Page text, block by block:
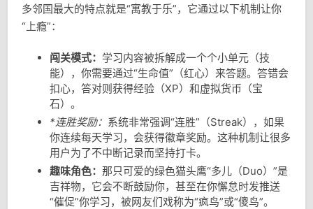
多邻国最大的特点就是“寓教于乐”，它通过以下机制让你
“上瘾”：
闯关模式： 学习内容被拆解成一个个小单元（技
能），你需要通过“生命值”（红心）来答题。答错会
扣心，答对则获得经验（XP）和虚拟货币（宝
石）。
*连胜奖励： 系统非常强调“连胜”（Streak），如果
你连续每天学习，会获得徽章奖励。这种机制让很多
用户为了不中断记录而坚持打卡。
趣味角色： 那只可爱的绿色猫头鹰“多儿（Duo）”是
吉祥物，它会不断鼓励你，甚至在你懈怠时发推送
“催促”你学习，被网友们戏称为“疯鸟”或“傻鸟”。